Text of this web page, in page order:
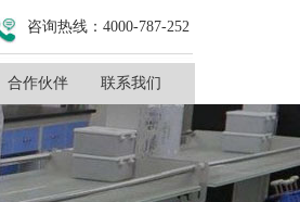
咨询热线：4000-787-252
合作伙伴 联系我们